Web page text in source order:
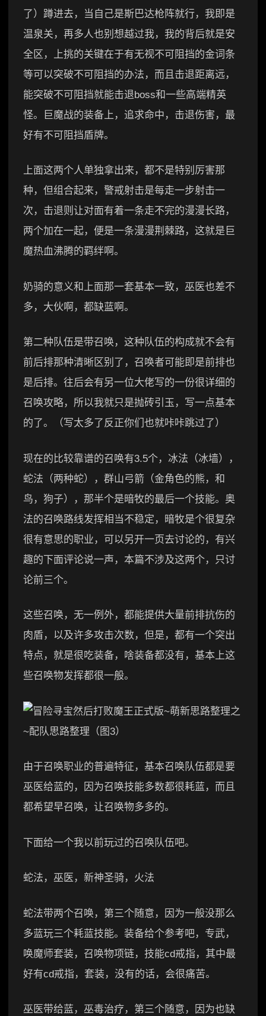
了）蹲进去，当自己是斯巴达枪阵就行，我即是
温泉关，再多人也别想越过我，我的背后就是安
全区，上挑的关键在于有无视不可阻挡的金词条
等可以突破不可阻挡的办法，而且击退距离远，
能突破不可阻挡就能击退boss和一些高端精英
怪。巨魔战的装备上，追求命中，击退伤害，最
好有不可阻挡盾牌。
上面这两个人单独拿出来，都不是特别厉害那
种，但组合起来，警戒射击是每走一步射击一
次，击退则让对面有着一条走不完的漫漫长路，
两个加在一起，便是一条漫漫荆棘路，这就是巨
魔热血沸腾的羁绊啊。
奶骑的意义和上面那一套基本一致，巫医也差不
多，大伙啊，都缺蓝啊。
第二种队伍是带召唤，这种队伍的构成就不会有
前后排那种清晰区别了，召唤者可能即是前排也
是后排。往后会有另一位大佬写的一份很详细的
召唤攻略，所以我就只是抛砖引玉，写一点基本
的了。（写太多了反正你们也就咔咔跳过了）
现在的比较靠谱的召唤有3.5个，冰法（冰墙），
蛇法（两种蛇），群山弓箭（金角色的熊，和
鸟，狗子），那半个是暗牧的最后一个技能。奥
法的召唤路线发挥相当不稳定，暗牧是个很复杂
很有意思的职业，可以另开一页去讨论的，有兴
趣的下面评论说一声，本篇不涉及这两个，只讨
论前三个。
这些召唤，无一例外，都能提供大量前排抗伤的
肉盾，以及许多攻击次数，但是，都有一个突出
特点，就是很吃装备，啥装备都没有，基本上这
些召唤物发挥都很一般。
由于召唤职业的普遍特征，基本召唤队伍都是要
巫医给蓝的，因为召唤技能多数都很耗蓝，而且
都希望早召唤，让召唤物多多的。
下面给一个我以前玩过的召唤队伍吧。
蛇法，巫医，新神圣骑，火法
蛇法带两个召唤，第三个随意，因为一般没那么
多蓝玩三个耗蓝技能。装备给个参考吧，专武，
唤魔师套装，召唤物项链，技能cd戒指，其中最
好有cd戒指，套装，没有的话，会很痛苦。
巫医带给蓝，巫毒治疗，第三个随意，因为也缺